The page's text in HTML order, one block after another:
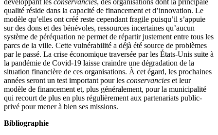
développant les conservancies, des organisations dont la principale
qualité réside dans la capacité de financement et d’innovation. Le
modèle qu’elles ont créé reste cependant fragile puisqu’il s’appuie
sur des dons et des bénévoles, ressources incertaines qu’aucun
système de péréquation ne permet de répartir justement entre tous les
parcs de la ville. Cette vulnérabilité a déjà été source de problèmes
par le passé. La crise économique traversée par les États-Unis suite à
la pandémie de Covid-19 laisse craindre une dégradation de la
situation financière de ces organisations. À cet égard, les prochaines
années seront un test important pour les conservancies et leur
modèle de financement et, plus généralement, pour la municipalité
qui recourt de plus en plus régulièrement aux partenariats public-
privé pour mener à bien ses missions.
Bibliographie